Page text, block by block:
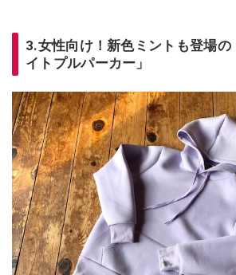
3.女性向け！新色ミントも登場の
イトプルパーカー」